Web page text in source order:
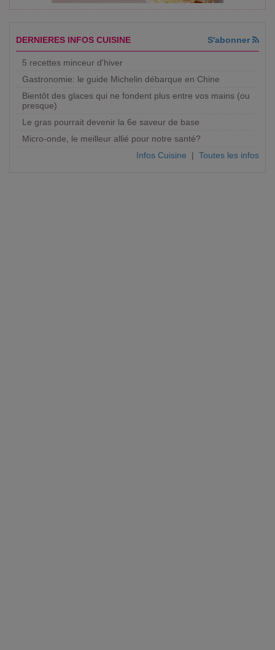
DERNIERES INFOS CUISINE S'abonner
5 recettes minceur d'hiver
Gastronomie: le guide Michelin débarque en Chine
Bientôt des glaces qui ne fondent plus entre vos mains (ou
presque)
Le gras pourrait devenir la 6e saveur de base
Micro-onde, le meilleur allié pour notre santé?
Infos Cuisine | Toutes les infos